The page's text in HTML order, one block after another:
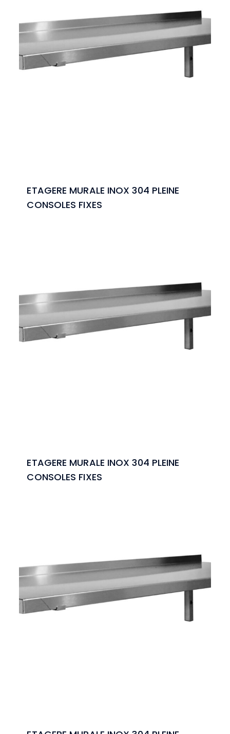
ETAGERE MURALE INOX 304 PLEINE
CONSOLES FIXES
ETAGERE MURALE INOX 304 PLEINE
CONSOLES FIXES